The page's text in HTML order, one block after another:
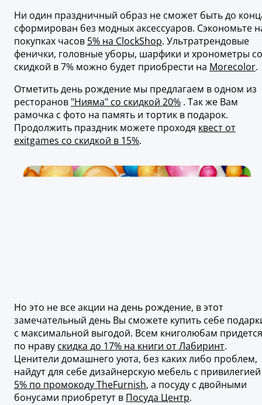
Ни один праздничный образ не сможет быть до
сформирован без модных аксессуаров. Сэкономьте
покупках часов 5% на ClockShop. Ультратрендовые
фенички, головные уборы, шарфики и хронометры со
скидкой в 7% можно будет приобрести на Morecolor.
Отметить день рождение мы предлагаем в одном из
ресторанов "Нияма" со скидкой 20% . Так же Вам
рамочка с фото на память и тортик в подарок.
Продолжить праздник можете проходя квест от
exitgames со скидкой в 15%.
Но это не все акции на день рождение, в этот
замечательный день Вы сможете купить себе
с максимальной выгодой. Всем книголюбам придется
по нраву скидка до 17% на книги от Лабиринт.
Ценители домашнего уюта, без каких либо проблем,
найдут для себе дизайнерскую мебель с привилегией
5% по промокоду TheFurnish, а посуду с двойными
бонусами приобретут в Посуда Центр.